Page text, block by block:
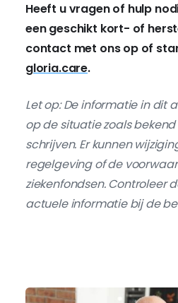
Heeft u vragen of hulp
een geschikt kort- of
contact met ons op of
gloria.care.
Let op: De informatie in dit
op de situatie zoals
schrijven. Er kunnen
regelgeving of de
ziekenfondsen. Controleer
actuele informatie bij de